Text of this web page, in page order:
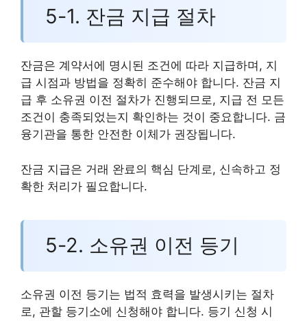
5-1. 잔금 지급 절차
잔금은 계약서에 명시된 조건에 따라 지급하며, 지
급 시점과 방법을 정확히 준수해야 합니다. 잔금 지
급 후 소유권 이전 절차가 진행되므로, 지급 전 모든
조건이 충족되었는지 확인하는 것이 중요합니다. 금
융기관을 통한 안전한 이체가 권장됩니다.
잔금 지급은 거래 완료의 핵심 단계로, 신속하고 정
확한 처리가 필요합니다.
5-2. 소유권 이전 등기
소유권 이전 등기는 법적 효력을 발생시키는 절차
로, 관할 등기소에 신청해야 합니다. 등기 신청 시